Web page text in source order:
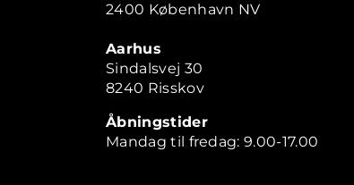
2400 København NV
Aarhus
Sindalsvej 30
8240 Risskov
Åbningstider
Mandag til fredag: 9.00-17.00